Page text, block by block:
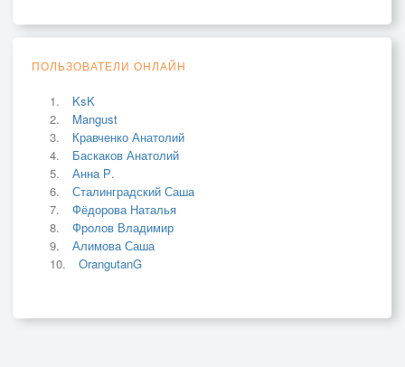
ПОЛЬЗОВАТЕЛИ ОНЛАЙН
KsK
Mangust
Кравченко Анатолий
Баскаков Анатолий
Анна Р.
Сталинградский Саша
Фёдорова Наталья
Фролов Владимир
Алимова Саша
OrangutanG